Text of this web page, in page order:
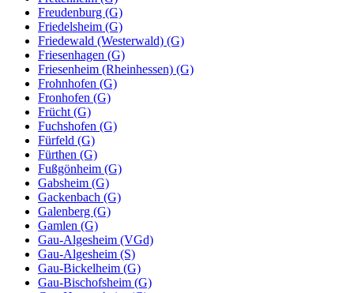
Freudenburg (G)
Friedelsheim (G)
Friedewald (Westerwald) (G)
Friesenhagen (G)
Friesenheim (Rheinhessen) (G)
Frohnhofen (G)
Fronhofen (G)
Frücht (G)
Fuchshofen (G)
Fürfeld (G)
Fürthen (G)
Fußgönheim (G)
Gabsheim (G)
Gackenbach (G)
Galenberg (G)
Gamlen (G)
Gau-Algesheim (VGd)
Gau-Algesheim (S)
Gau-Bickelheim (G)
Gau-Bischofsheim (G)